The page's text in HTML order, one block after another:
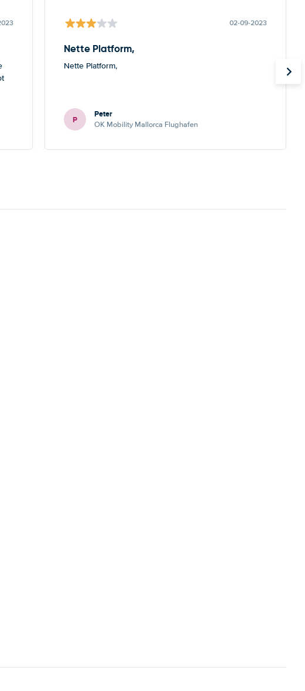
02-09-2023
Nette Platform,
Nette Platform,
P Peter
OK Mobility Mallorca Flughafen